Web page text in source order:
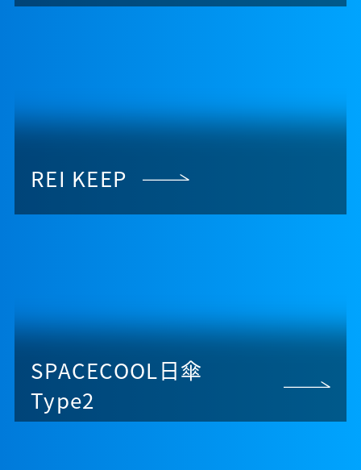
REI KEEP
SPACECOOL日傘
Type2